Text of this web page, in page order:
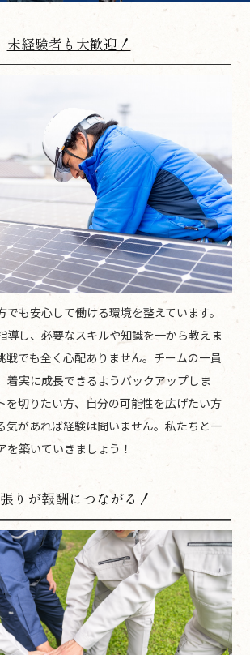
未経験者も大歓迎！
も安心して働ける環境を整えています。
導し、必要なスキルや知識を一から教えま
戦でも全く心配ありません。チームの一員
着実に成長できるようバックアップしま
を切りたい方、自分の可能性を広げたい方
気があれば経験は問いません。私たちと一
を築いていきましょう！
りが報酬につながる！